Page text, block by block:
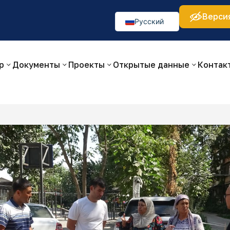
Изображения: 👁 🚫
Русский
O‘zbekcha
Документы Проекты Открытые данные